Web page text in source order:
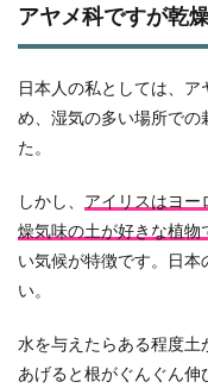
アヤメ科ですが乾
日本人の私としては、
め、湿気の多い場所での
た。
しかし、 アイリスはヨー
燥気味の土が好きな植物
い気候が特徴です。日本
い。
水を与えたらある程度土
あげると根がぐんぐん